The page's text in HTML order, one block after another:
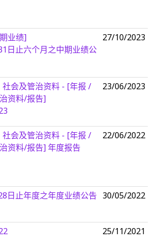
业绩]
日止六个月之中期业绩公
27/10/2023
会及管治资料 - [年报 /
资料/报告]
23/06/2023
会及管治资料 - [年报 /
资料/报告] 年度报告
22/06/2022
日止年度之年度业绩公告 30/05/2022
25/11/2021